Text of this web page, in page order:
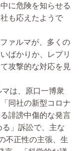
に危険を知らせる
も応えたようで
ァルマが、多くの
ばかりか、レプリ
攻撃的な対応を見
は、原口一博衆
同社の新型コロナ
誹謗中傷的な発言
」訴訟で、主な
不正性の主張、生